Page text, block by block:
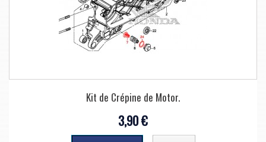
Kit de Crépine de Motor.
3,90 €